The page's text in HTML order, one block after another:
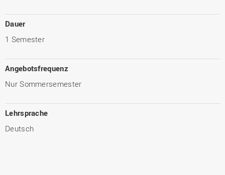
Dauer
1 Semester
Angebotsfrequenz
Nur Sommersemester
Lehrsprache
Deutsch